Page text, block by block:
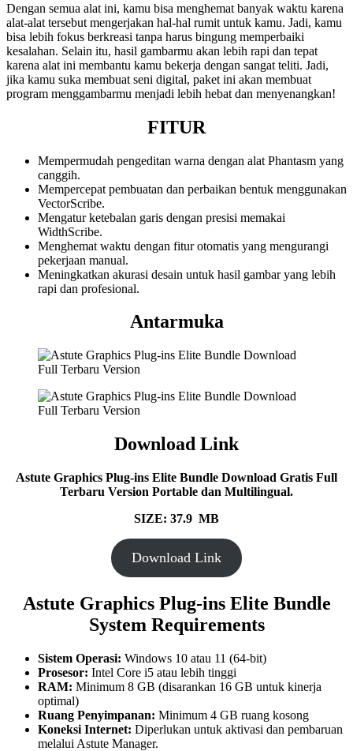
Dengan semua alat ini, kamu bisa menghemat banyak waktu karena
alat-alat tersebut mengerjakan hal-hal rumit untuk kamu. Jadi, kamu
bisa lebih fokus berkreasi tanpa harus bingung memperbaiki
kesalahan. Selain itu, hasil gambarmu akan lebih rapi dan tepat
karena alat ini membantu kamu bekerja dengan sangat teliti. Jadi,
jika kamu suka membuat seni digital, paket ini akan membuat
program menggambarmu menjadi lebih hebat dan menyenangkan!
FITUR
Mempermudah pengeditan warna dengan alat Phantasm yang
canggih.
Mempercepat pembuatan dan perbaikan bentuk menggunakan
VectorScribe.
Mengatur ketebalan garis dengan presisi memakai
WidthScribe.
Menghemat waktu dengan fitur otomatis yang mengurangi
pekerjaan manual.
Meningkatkan akurasi desain untuk hasil gambar yang lebih
rapi dan profesional.
Antarmuka
Download Link
Astute Graphics Plug-ins Elite Bundle Download Gratis Full
Terbaru Version Portable dan Multilingual.
SIZE: 37.9 MB
Download Link
Astute Graphics Plug-ins Elite Bundle
System Requirements
Sistem Operasi: Windows 10 atau 11 (64-bit)
Prosesor: Intel Core i5 atau lebih tinggi
RAM: Minimum 8 GB (disarankan 16 GB untuk kinerja
optimal)
Ruang Penyimpanan: Minimum 4 GB ruang kosong
Koneksi Internet: Diperlukan untuk aktivasi dan pembaruan
melalui Astute Manager.